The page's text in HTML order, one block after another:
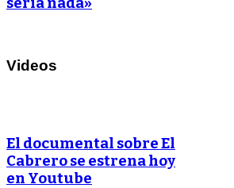
Videos
El documental sobre El
Cabrero se estrena hoy
en Youtube